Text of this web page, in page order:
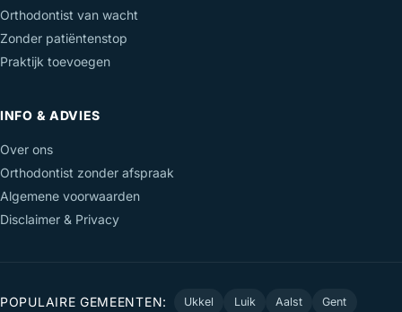
Orthodontist van wacht
Zonder patiëntenstop
Praktijk toevoegen
INFO & ADVIES
Over ons
Orthodontist zonder afspraak
Algemene voorwaarden
Disclaimer & Privacy
POPULAIRE GEMEENTEN: Ukkel Luik Aalst Gent